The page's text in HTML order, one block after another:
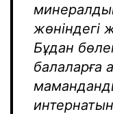
жөніндегі
Бұдан
балаларға